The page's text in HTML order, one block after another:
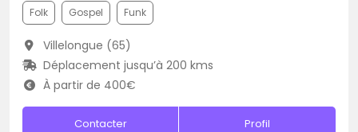
Folk Gospel Funk
Villelongue (65)
Déplacement jusqu’à 200 kms
À partir de 400€
Contacter Profil